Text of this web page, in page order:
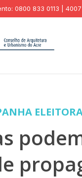
0800 833 0113 | 4007